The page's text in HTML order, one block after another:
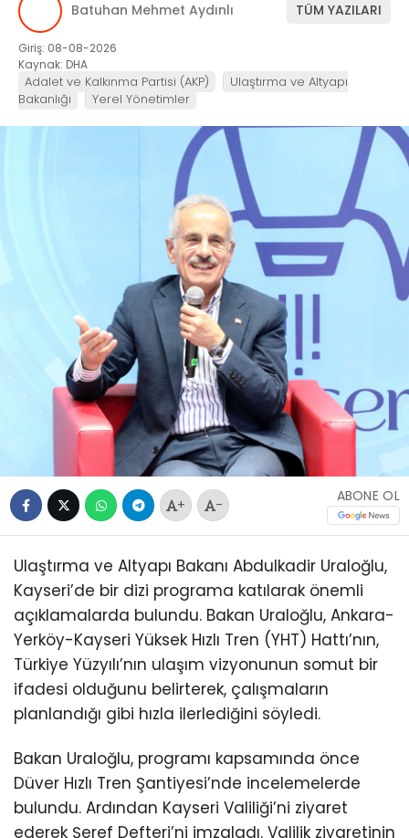
Batuhan Mehmet Aydınlı TÜM YAZILARI
Giriş: 08-08-2026
Kaynak: DHA
Adalet ve Kalkınma Partisi (AKP)
Ulaştırma ve Altyapı
Bakanlığı
Yerel Yönetimler
+ -
ABONE OL
Ulaştırma ve Altyapı Bakanı Abdulkadir Uraloğlu,
Kayseri’de bir dizi programa katılarak önemli
açıklamalarda bulundu. Bakan Uraloğlu, Ankara-
Yerköy-Kayseri Yüksek Hızlı Tren (YHT) Hattı’nın,
Türkiye Yüzyılı’nın ulaşım vizyonunun somut bir
ifadesi olduğunu belirterek, çalışmaların
planlandığı gibi hızla ilerlediğini söyledi.
Bakan Uraloğlu, programı kapsamında önce
Düver Hızlı Tren Şantiyesi’nde incelemelerde
bulundu. Ardından Kayseri Valiliği’ni ziyaret
ederek Şeref Defteri’ni imzaladı. Valilik ziyaretinin